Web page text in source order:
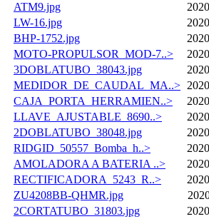
ATM9.jpg
LW-16.jpg
BHP-1752.jpg
MOTO-PROPULSOR_MOD-7..>
3DOBLATUBO_38043.jpg
MEDIDOR_DE_CAUDAL_MA..>
CAJA_PORTA_HERRAMIEN..>
LLAVE_AJUSTABLE_8690..>
2DOBLATUBO_38048.jpg
RIDGID_50557_Bomba_h..>
AMOLADORA A BATERIA ..>
RECTIFICADORA_5243_R..>
ZU4208BB-QHMR.jpg
2CORTATUBO_31803.jpg